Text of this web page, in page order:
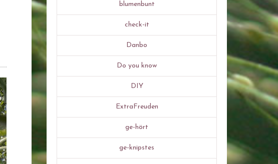
blumenbunt
check-it
Danbo
Do you know
DIY
ExtraFreuden
ge-hört
ge-knipstes